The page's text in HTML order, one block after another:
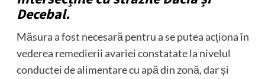
Decebal.
Măsura a fost necesară pentru a se putea acționa în
vederea remedierii avariei constatate la nivelul
conductei de alimentare cu apă din zonă, dar și